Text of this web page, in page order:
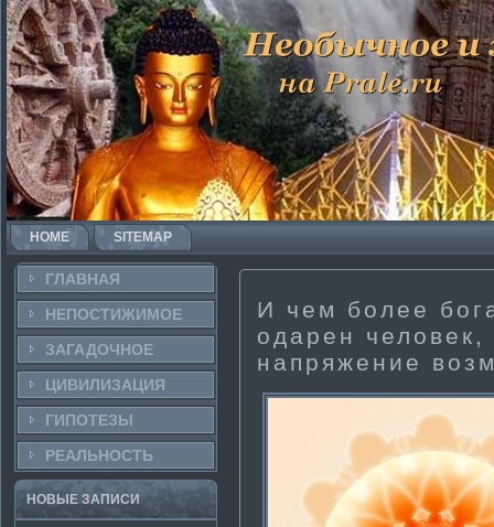
HOME SITEMAP
ГЛАВНАЯ
НЕПОСТИ­ЖИМОЕ
ЗАГАДОЧНΟЕ
ЦИВИЛИЗАЦИЯ
ГИПОТЕЗЫ
РЕАЛЬНΟСТЬ
НОВЫЕ ЗАПИСИ
И чем более
одарен
напряжение